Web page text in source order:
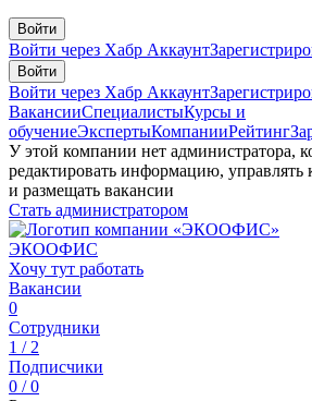
Войти
Войти через Хабр Аккаунт
Войти
Войти через Хабр Аккаунт
ВакансииСпециалистыКурсы и
обучениеЭкспертыКомпанииРейтинг
У этой компании нет администратора,
редактировать информацию, управлять
и размещать вакансии
Стать администратором
ЭКООФИС
Хочу тут работать
Вакансии
0
Сотрудники
1 / 2
Подписчики
0 / 0